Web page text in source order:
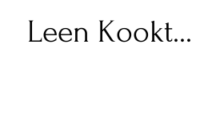
Leen Kookt...